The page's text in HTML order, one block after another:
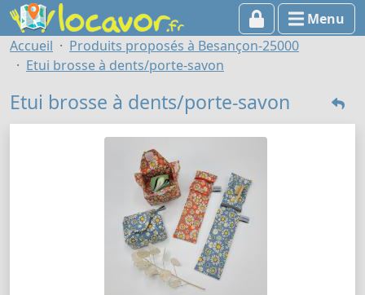
Menu
Accueil
Produits proposés à Besançon-25000
Etui brosse à dents/porte-savon
Etui brosse à dents/porte-savon